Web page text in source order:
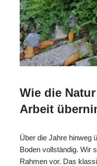
Wie die
Arbeit
Über die Jahre hinweg
Boden vollständig. Wir
Rahmen vor. Das